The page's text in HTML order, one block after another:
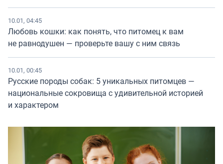
10.01, 04:45
Любовь кошки: как понять, что питомец к вам
не равнодушен — проверьте вашу с ним связь
10.01, 00:45
Русские породы собак: 5 уникальных питомцев —
национальные сокровища с удивительной историей
и характером